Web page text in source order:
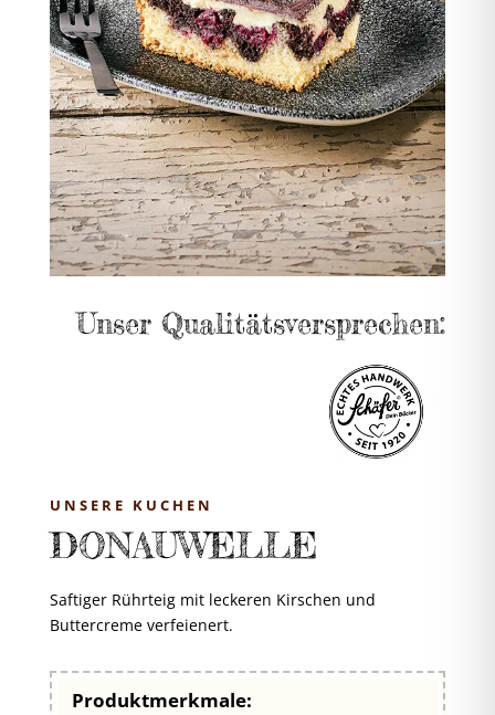
Unser Qualitätsversprechen:
UNSERE KUCHEN
DONAUWELLE
Saftiger Rührteig mit leckeren Kirschen und
Buttercreme verfeienert.
Produktmerkmale: